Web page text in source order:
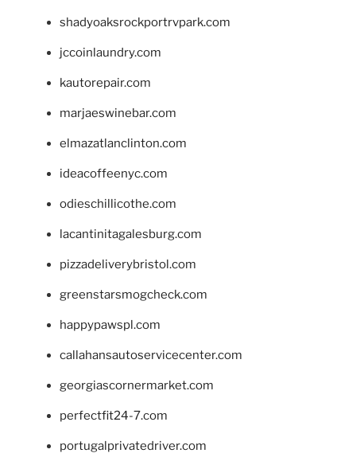
shadyoaksrockportrvpark.com
jccoinlaundry.com
kautorepair.com
marjaeswinebar.com
elmazatlanclinton.com
ideacoffeenyc.com
odieschillicothe.com
lacantinitagalesburg.com
pizzadeliverybristol.com
greenstarsmogcheck.com
happypawspl.com
callahansautoservicecenter.com
georgiascornermarket.com
perfectfit24-7.com
portugalprivatedriver.com